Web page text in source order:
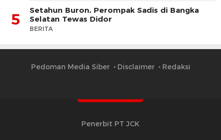
5
Setahun Buron, Perompak Sadis di Bangka
Selatan Tewas Didor
BERITA
Pedoman Media Siber Disclaimer Redaksi
Penerbit PT JCK